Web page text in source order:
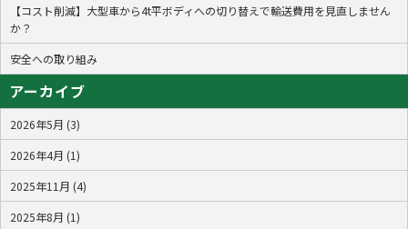
【コスト削減】大型車から4t平ボディへの切り替えで輸送費用を見直しません
か？
安全への取り組み
アーカイブ
2026年5月 (3)
2026年4月 (1)
2025年11月 (4)
2025年8月 (1)